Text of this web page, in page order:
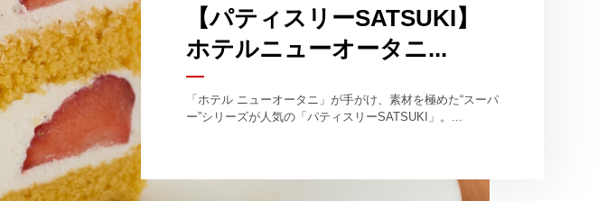
【パティスリーSATSUKI】
ホテルニューオータニ...
「ホテル ニューオータニ」が手がけ、素材を極めた“スーパ
ー”シリーズが人気の「パティスリーSATSUKI」。...